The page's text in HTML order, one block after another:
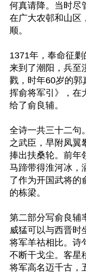
何真请降。当时尽
在广大农邨和山区
顺。
1371年，奉命征
来到了潮阳，兵至
戮，时年60岁的郭
挥俞将军引》，在
给了俞良辅。
全诗一共三十二句
之武臣，早附凤翼
捧出扶桑轮。前年
马蹄带得淮河冰，
了作为开国武将的
的栋梁。
第二部分写俞良辅
威猛可以与西晋时
将军羊祜相比。诗
不断干戈尘。客星
将军高名迈千古，